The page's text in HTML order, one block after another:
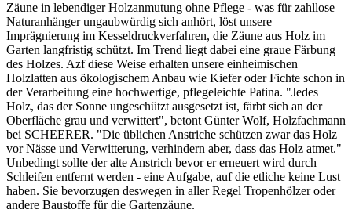
Zäune in lebendiger Holzanmutung ohne Pflege - was für zahllose
Naturanhänger ungaubwürdig sich anhört, löst unsere
Imprägnierung im Kesseldruckverfahren, die Zäune aus Holz im
Garten langfristig schützt. Im Trend liegt dabei eine graue Färbung
des Holzes. Azf diese Weise erhalten unsere einheimischen
Holzlatten aus ökologischem Anbau wie Kiefer oder Fichte schon in
der Verarbeitung eine hochwertige, pflegeleichte Patina. "Jedes
Holz, das der Sonne ungeschützt ausgesetzt ist, färbt sich an der
Oberfläche grau und verwittert", betont Günter Wolf, Holzfachmann
bei SCHEERER. "Die üblichen Anstriche schützen zwar das Holz
vor Nässe und Verwitterung, verhindern aber, dass das Holz atmet."
Unbedingt sollte der alte Anstrich bevor er erneuert wird durch
Schleifen entfernt werden - eine Aufgabe, auf die etliche keine Lust
haben. Sie bevorzugen deswegen in aller Regel Tropenhölzer oder
andere Baustoffe für die Gartenzäune.